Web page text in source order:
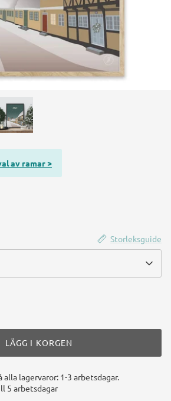
av ramar >
Storleksguide
LÄGG I KORGEN
alla lagervaror: 1-3 arbetsdagar.
5 arbetsdagar